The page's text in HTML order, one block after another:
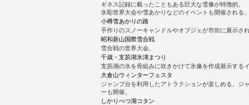
ギネス記録に載ったこともある巨大な雪像が特徴的。
氷彫世界大会や雪あかりなどのイベントも開催される。
小樽雪あかりの路
手作りのスノーキャンドルやオブジェが市街に展示さ
昭和新山国際雪合戦
雪合戦の世界大会。
千歳・支笏湖氷濤まつり
支笏湖の水を骨組みに吹きかけて氷像を作成展示する
大倉山ウィンターフェスタ
ジャンプ台を利用したアトラクションが楽しめる。ジ
ーも開催。
しかりべつ湖コタン